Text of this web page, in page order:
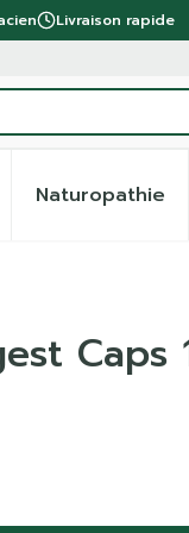
Livraison rapide
alimentation
la catégorie
sous-menu
Naturopathie
Afficher
Caps